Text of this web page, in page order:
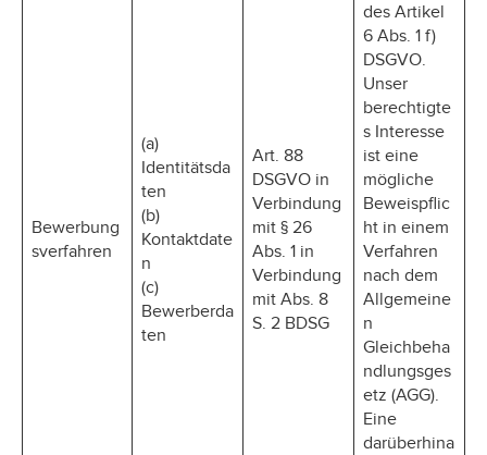
Bewerbung
sverfahren
(a)
Identitätsda
ten
(b)
Kontaktdate
n
(c)
Bewerberda
ten
Art. 88
DSGVO in
Verbindung
mit § 26
Abs. 1 in
Verbindung
mit Abs. 8
S. 2 BDSG
des Artikel
6 Abs. 1 f)
DSGVO.
Unser
berechtigte
s Interesse
ist eine
mögliche
Beweispflic
ht in einem
Verfahren
nach dem
Allgemeine
n
Gleichbeha
ndlungsges
etz (AGG).
Eine
darüberhina